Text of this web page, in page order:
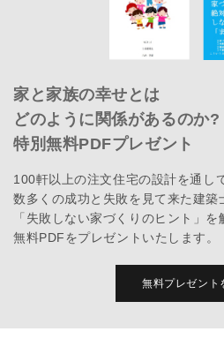
家と家族の幸せとは
どのように関係があるのか?
特別無料PDFプレゼント
100軒以上の注文住宅の設計を通し
数多くの成功と失敗を見て来た建築
「失敗しない家づくりのヒント」を
無料PDFをプレゼントいたします。
無料プレゼント